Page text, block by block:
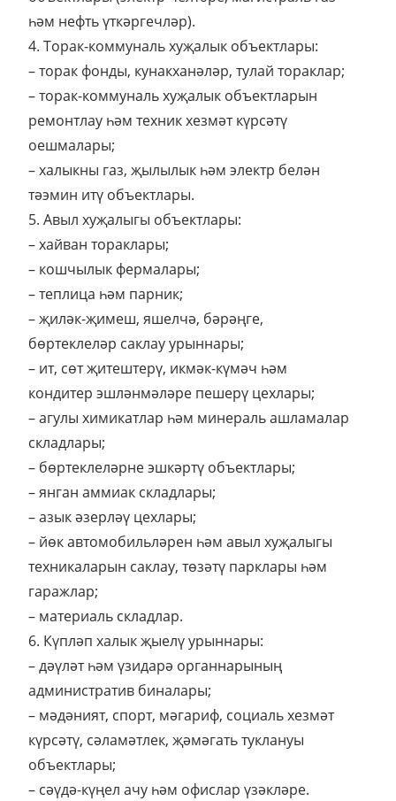
һәм нефть үткәргечләр).
4. Торак-коммуналь хуҗалык объектлары:
– торак фонды, кунакханәләр, тулай тораклар;
– торак-коммуналь хуҗалык объектларын
ремонтлау һәм техник хезмәт күрсәтү
оешмалары;
– халыкны газ, җылылык һәм электр белән
тәэмин итү объектлары.
5. Авыл хуҗалыгы объектлары:
– хайван тораклары;
– кошчылык фермалары;
– теплица һәм парник;
– җиләк-җимеш, яшелчә, бәрәңге,
бөртеклеләр саклау урыннары;
– ит, сөт җитештерү, икмәк-күмәч һәм
кондитер эшләнмәләре пешерү цехлары;
– агулы химикатлар һәм минераль ашламалар
складлары;
– бөртеклеләрне эшкәртү объектлары;
– янган аммиак складлары;
– азык әзерләү цехлары;
– йөк автомобильләрен һәм авыл хуҗалыгы
техникаларын саклау, төзәтү парклары һәм
гаражлар;
– материаль складлар.
6. Күпләп халык җыелү урыннары:
– дәүләт һәм үзидарә органнарының
административ биналары;
– мәдәният, спорт, мәгариф, социаль хезмәт
күрсәтү, сәламәтлек, җәмәгать туклануы
объектлары;
– сәүдә-күңел ачу һәм офислар үзәкләре.